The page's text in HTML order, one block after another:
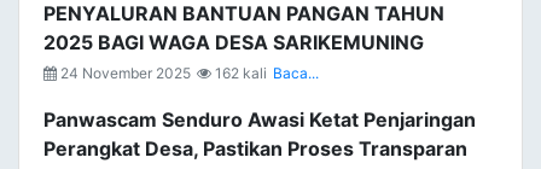
PENYALURAN BANTUAN PANGAN TAHUN
2025 BAGI WAGA DESA SARIKEMUNING
24 November 2025 162 kali Baca...
Panwascam Senduro Awasi Ketat Penjaringan
Perangkat Desa, Pastikan Proses Transparan